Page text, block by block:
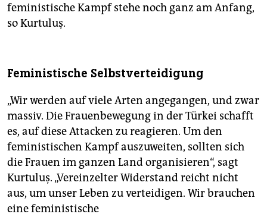
feministische Kampf stehe noch ganz am Anfang,
so Kurtuluş.
Feministische Selbstverteidigung
„Wir werden auf viele Arten angegangen, und zwar
massiv. Die Frauenbewegung in der Türkei schafft
es, auf diese Attacken zu reagieren. Um den
feministischen Kampf auszuweiten, sollten sich
die Frauen im ganzen Land organisieren“, sagt
Kurtuluş. „Vereinzelter Widerstand reicht nicht
aus, um unser Leben zu verteidigen. Wir brauchen
eine feministische